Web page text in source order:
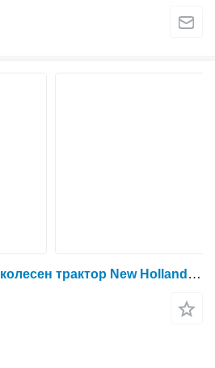
Силоотводен вал за колесен трактор New Holland 8670